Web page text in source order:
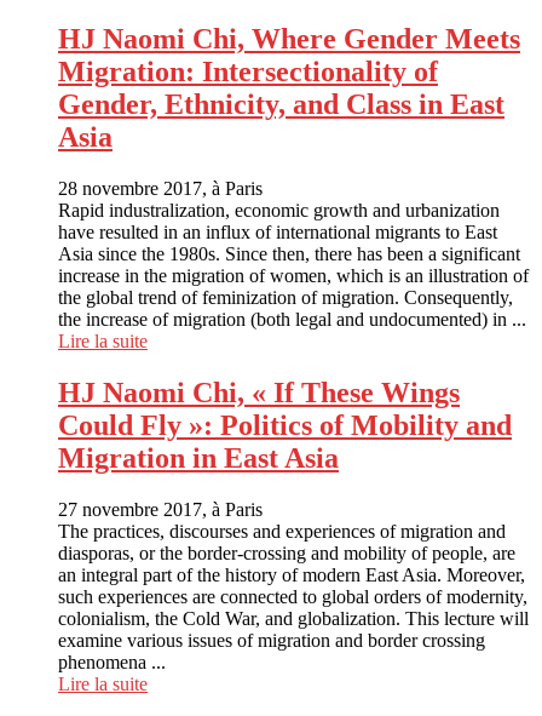
HJ Naomi Chi, Where Gender Meets
Migration: Intersectionality of
Gender, Ethnicity, and Class in East
Asia
28 novembre 2017, à Paris
Rapid industralization, economic growth and urbanization
have resulted in an influx of international migrants to East
Asia since the 1980s. Since then, there has been a significant
increase in the migration of women, which is an illustration of
the global trend of feminization of migration. Consequently,
the increase of migration (both legal and undocumented) in ...
Lire la suite
HJ Naomi Chi, « If These Wings
Could Fly »: Politics of Mobility and
Migration in East Asia
27 novembre 2017, à Paris
The practices, discourses and experiences of migration and
diasporas, or the border-crossing and mobility of people, are
an integral part of the history of modern East Asia. Moreover,
such experiences are connected to global orders of modernity,
colonialism, the Cold War, and globalization. This lecture will
examine various issues of migration and border crossing
phenomena ...
Lire la suite